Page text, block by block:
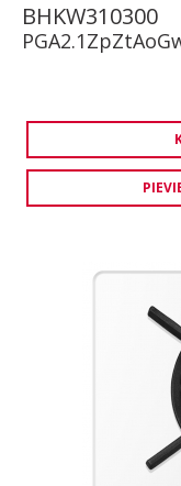
BHKW310300